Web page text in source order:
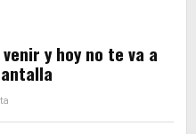
y hoy no te va a